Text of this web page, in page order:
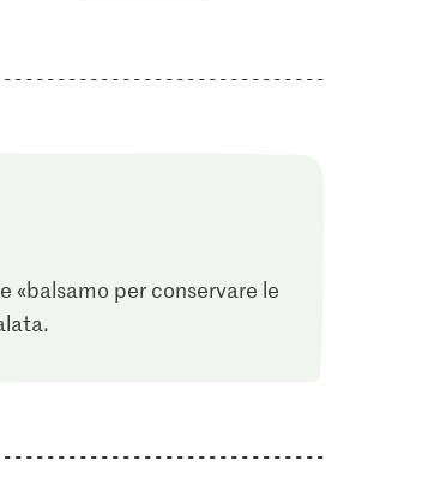
«balsamo per conservare le